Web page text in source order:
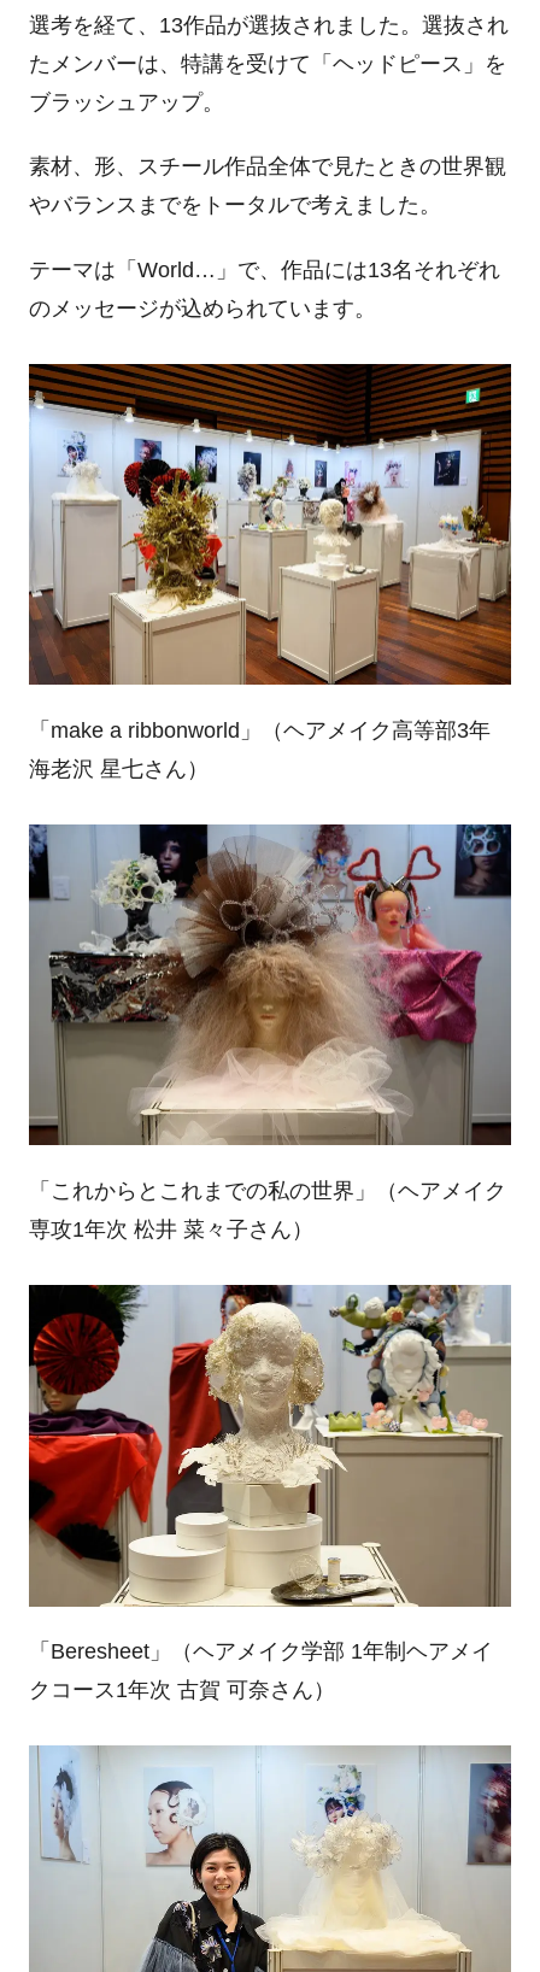
選考を経て、 13作品が選抜されました。選抜され
たメンバーは、特講を受けて「ヘッドピース」を
ブラッシュアップ。
素材、形、スチール作品全体で見たときの世界観
やバランスまでをトータルで考えました。
テーマは「 World…」で、作品には13名それぞれ
のメッセージが込められています。
「 make a ribbonworld 」（ヘアメイク高等部3年
海老沢 星七さん）
「これからとこれまでの私の世界」（ヘアメイク
専攻1年次 松井 菜々子さん）
「 Beresheet」（ヘアメイク学部 1年制ヘアメイ
クコース1年次 古賀 可奈さん）